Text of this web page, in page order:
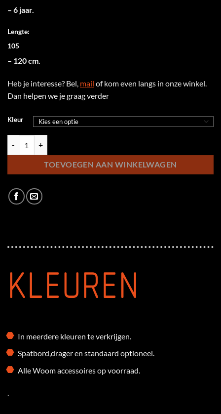
– 6 jaar.
Lengte:
105
– 120 cm.
Heb je interesse? Bel, mail of kom even langs in onze winkel.
Dan helpen we je graag verder
Kleur
TOEVOEGEN AAN WINKELWAGEN
KLEUREN
In meerdere kleuren te verkrijgen.
Spatbord,drager en standaard optioneel.
Alle Woom accessoires op voorraad.
.